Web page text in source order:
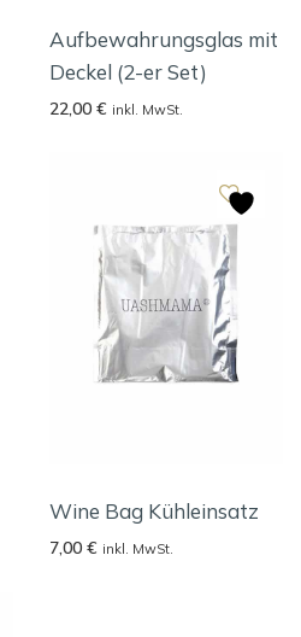
Aufbewahrungsglas mit
Deckel (2-er Set)
22,00 € inkl. MwSt.
Wine Bag Kühleinsatz
7,00 € inkl. MwSt.